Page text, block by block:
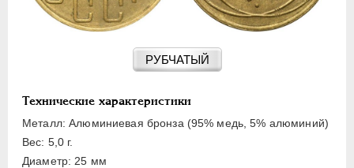
РУБЧАТЫЙ
Технические характеристики
Металл: Алюминиевая бронза (95% медь, 5% алюминий)
Вес: 5,0 г.
Диаметр: 25 мм
1 РУБЛЬ
10 РУБЛЕЙ
ЧЕРВОНЕЦ